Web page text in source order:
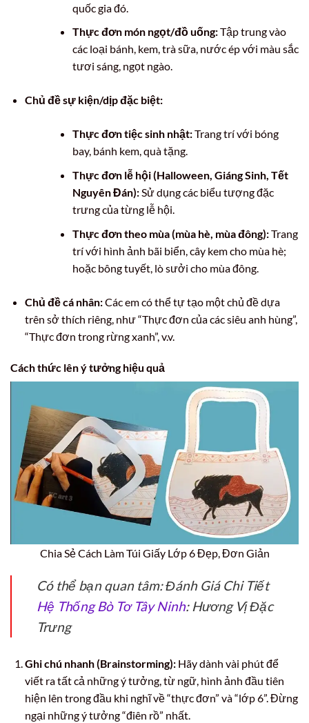
quốc gia đó.
Thực đơn món ngọt/đồ uống:Tập trung vào
các loại bánh, kem, trà sữa, nước ép với màu sắc
tươi sáng, ngọt ngào.
Chủ đề sự kiện/dịp đặc biệt:
Thực đơn tiệc sinh nhật:Trang trí với bóng
bay, bánh kem, quà tặng.
Thực đơn lễ hội (Halloween, Giáng Sinh, Tết
Nguyên Đán):Sử dụng các biểu tượng đặc
trưng của từng lễ hội.
Thực đơn theo mùa (mùa hè, mùa đông):Trang
trí với hình ảnh bãi biển, cây kem cho mùa hè;
hoặc bông tuyết, lò sưởi cho mùa đông.
Chủ đề cá nhân:Các em có thể tự tạo một chủ đề dựa
trên sở thích riêng, như “Thực đơn của các siêu anh hùng”,
“Thực đơn trong rừng xanh”, v.v.
Cách thức lên ý tưởng hiệu quả
Chia Sẻ Cách Làm Túi Giấy Lớp 6 Đẹp, Đơn Giản
Có thể bạn quan tâm: Đánh Giá Chi Tiết
Hệ Thống Bò Tơ Tây Ninh: Hương Vị Đặc
Trưng
Ghi chú nhanh (Brainstorming):Hãy dành vài phút để
viết ra tất cả những ý tưởng, từ ngữ, hình ảnh đầu tiên
hiện lên trong đầu khi nghĩ về “thực đơn” và “lớp 6”. Đừng
ngại những ý tưởng “điên rồ” nhất.